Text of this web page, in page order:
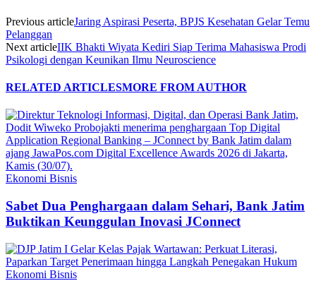
Previous articleJaring Aspirasi Peserta, BPJS Kesehatan Gelar Temu
Pelanggan
Next articleIIK Bhakti Wiyata Kediri Siap Terima Mahasiswa Prodi
Psikologi dengan Keunikan Ilmu Neuroscience
RELATED ARTICLESMORE FROM AUTHOR
Ekonomi Bisnis
Sabet Dua Penghargaan dalam Sehari, Bank Jatim
Buktikan Keunggulan Inovasi JConnect
Ekonomi Bisnis